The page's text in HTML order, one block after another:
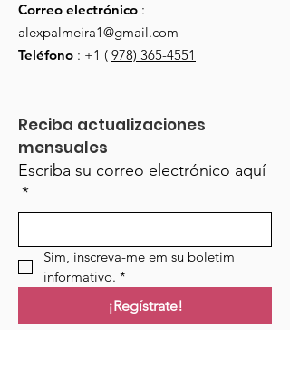
Correo electrónico :
alexpalmeira1@gmail.com
Teléfono : +1 ( 978) 365-4551
Reciba actualizaciones
mensuales
Escriba su correo electrónico aquí
*
Sim, inscreva-me em su boletim
informativo. *
¡Regístrate!